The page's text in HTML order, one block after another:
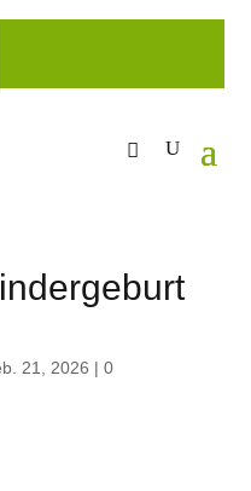
21, 2026 | 0